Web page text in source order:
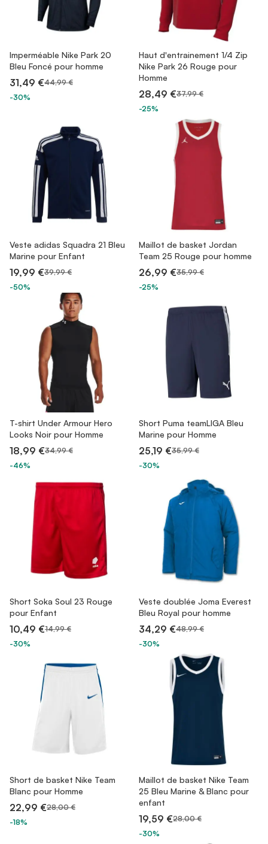
Imperméable Nike Park 20
Bleu Foncé pour homme
31,49 €44,99 €
-30%
Haut d'entrainement 1/4 Zip
Nike Park 26 Rouge pour
Homme
28,49 €37,99 €
-25%
Veste adidas Squadra 21 Bleu
Marine pour Enfant
19,99 €39,99 €
-50%
Maillot de basket Jordan
Team 25 Rouge pour homme
26,99 €35,99 €
-25%
T-shirt Under Armour Hero
Looks Noir pour Homme
18,99 €34,99 €
-46%
Short Puma teamLIGA Bleu
Marine pour Homme
25,19 €35,99 €
-30%
Short Soka Soul 23 Rouge
pour Enfant
10,49 €14,99 €
-30%
Veste doublée Joma Everest
Bleu Royal pour homme
34,29 €48,99 €
-30%
Short de basket Nike Team
Blanc pour Homme
22,99 €28,00 €
-18%
Maillot de basket Nike Team
25 Bleu Marine & Blanc pour
enfant
19,59 €28,00 €
-30%